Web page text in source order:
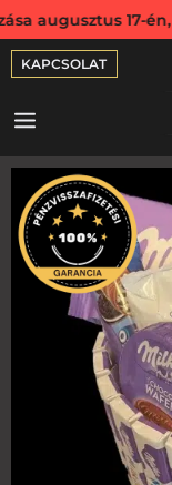
én,
KAPCSOLAT